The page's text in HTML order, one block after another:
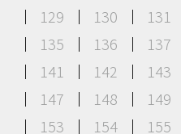
129
130 131
135
136 137
141
142 143
147
148 149
153
154 155